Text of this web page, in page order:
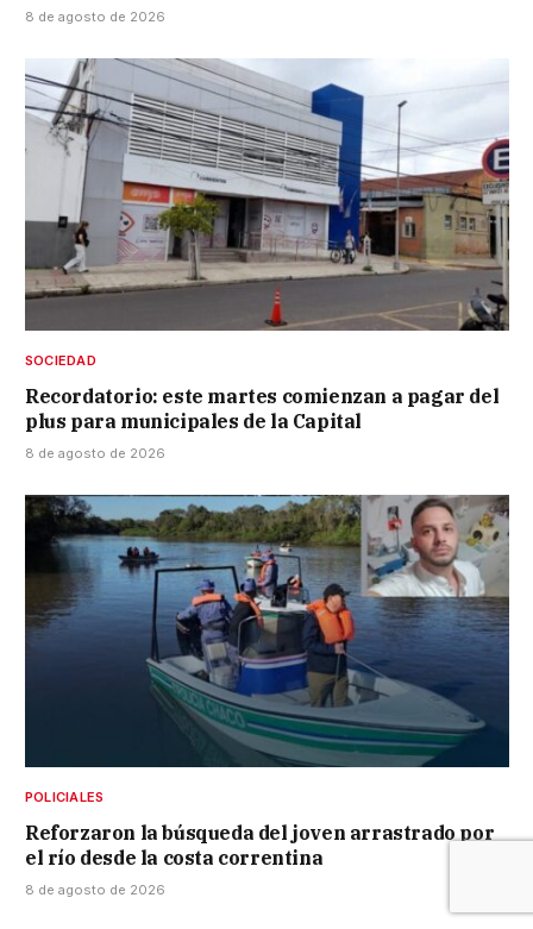
8 de agosto de 2026
SOCIEDAD
Recordatorio: este martes comienzan a pagar del
plus para municipales de la Capital
8 de agosto de 2026
POLICIALES
Reforzaron la búsqueda del joven arrastrado por
el río desde la costa correntina
8 de agosto de 2026